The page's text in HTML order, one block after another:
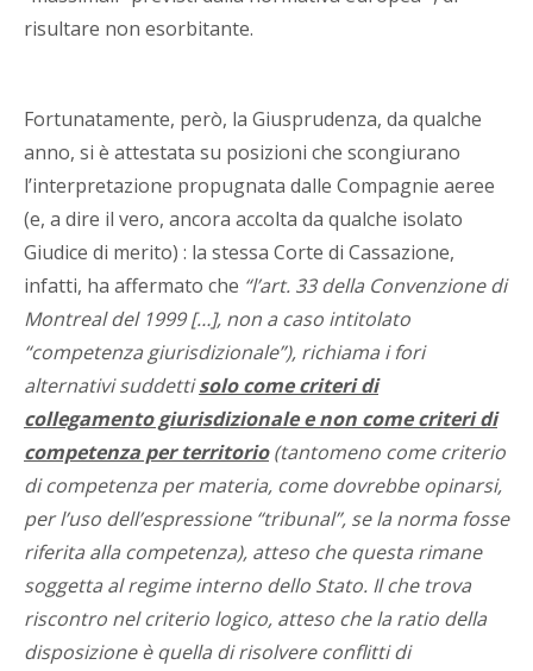
risultare non esorbitante.
Fortunatamente, però, la Giusprudenza, da qualche
anno, si è attestata su posizioni che scongiurano
l’interpretazione propugnata dalle Compagnie aeree
(e, a dire il vero, ancora accolta da qualche isolato
Giudice di merito) : la stessa Corte di Cassazione,
infatti, ha affermato che “l’art. 33 della Convenzione di
Montreal del 1999 […], non a caso intitolato
“competenza giurisdizionale”), richiama i fori
alternativi suddettisolo come criteri di
collegamento giurisdizionale e non come criteri di
competenza per territorio(tantomeno come criterio
di competenza per materia, come dovrebbe opinarsi,
per l’uso dell’espressione “tribunal”, se la norma fosse
riferita alla competenza), atteso che questa rimane
soggetta al regime interno dello Stato. Il che trova
riscontro nel criterio logico, atteso che la ratio della
disposizione è quella di risolvere conflitti di